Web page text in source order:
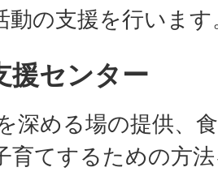
動の支援を行います
援センター
深める場の提供、
育てするための方